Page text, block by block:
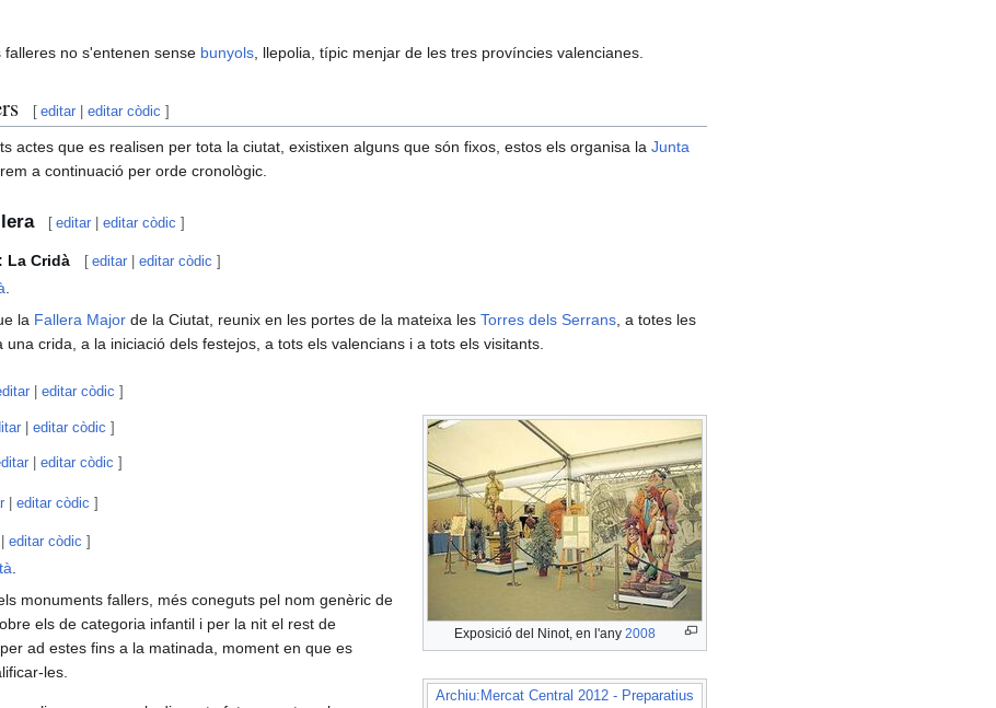
no s'entenen sense bunyols , llepolia, típic menjar de les tres províncies valencianes.
[ editar |editar còdic ]
actes que es realisen per tota la ciutat, existixen alguns que són fixos, estos els organisa la Junta
a continuació per orde cronològic.
[ editar |editar còdic ]
La Cridà [ editar |editar còdic ]
.
la Fallera Major de la Ciutat, reunix en les portes de la mateixa les Torres dels Serrans, a totes les
una crida, a la iniciació dels festejos, a tots els valencians i a tots els visitants.
|editar còdic ]
Exposició del Ninot, en l'any 2008
|editar còdic ]
|editar còdic ]
|editar còdic ]
|editar còdic ]
.
Archiu:Mercat Central 2012 - Preparatius
monuments fallers, més coneguts pel nom genèric de
els de categoria infantil i per la nit el rest de
ad estes fins a la matinada, moment en que es
les.